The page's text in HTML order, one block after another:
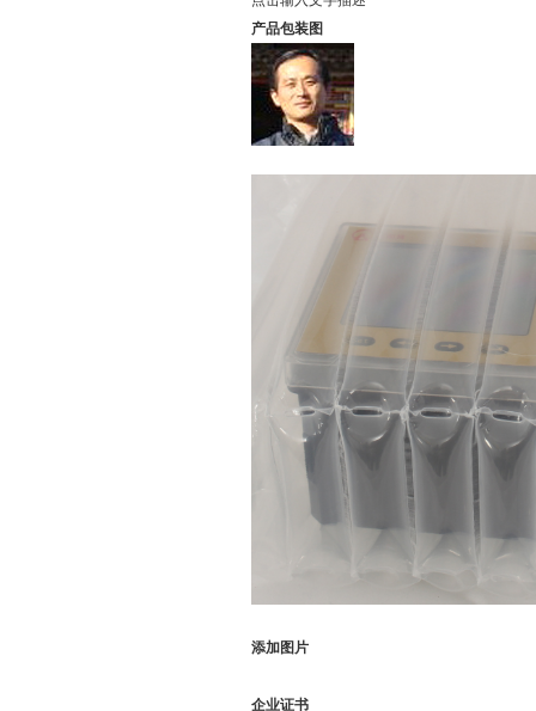
产品包装图
添加图片
企业证书